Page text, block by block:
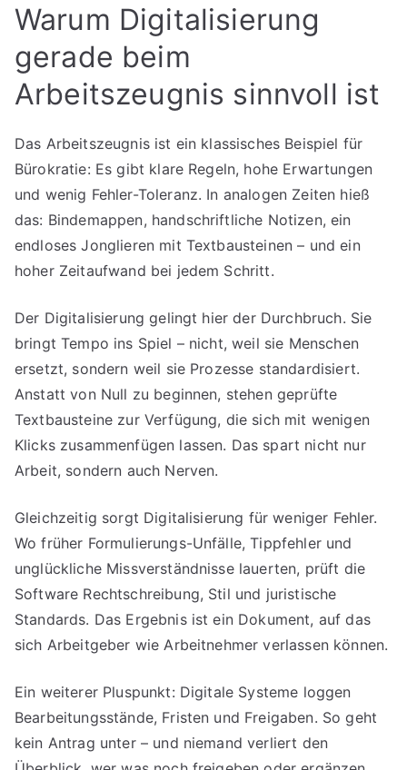
Warum Digitalisierung
gerade beim
Arbeitszeugnis sinnvoll ist
Das Arbeitszeugnis ist ein klassisches Beispiel für
Bürokratie: Es gibt klare Regeln, hohe Erwartungen
und wenig Fehler-Toleranz. In analogen Zeiten hieß
das: Bindemappen, handschriftliche Notizen, ein
endloses Jonglieren mit Textbausteinen – und ein
hoher Zeitaufwand bei jedem Schritt.
Der Digitalisierung gelingt hier der Durchbruch. Sie
bringt Tempo ins Spiel – nicht, weil sie Menschen
ersetzt, sondern weil sie Prozesse standardisiert.
Anstatt von Null zu beginnen, stehen geprüfte
Textbausteine zur Verfügung, die sich mit wenigen
Klicks zusammenfügen lassen. Das spart nicht nur
Arbeit, sondern auch Nerven.
Gleichzeitig sorgt Digitalisierung für weniger Fehler.
Wo früher Formulierungs-Unfälle, Tippfehler und
unglückliche Missverständnisse lauerten, prüft die
Software Rechtschreibung, Stil und juristische
Standards. Das Ergebnis ist ein Dokument, auf das
sich Arbeitgeber wie Arbeitnehmer verlassen können.
Ein weiterer Pluspunkt: Digitale Systeme loggen
Bearbeitungsstände, Fristen und Freigaben. So geht
kein Antrag unter – und niemand verliert den